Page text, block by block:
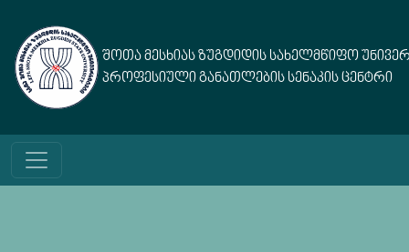
შოთა მესხიას ზუგდიდის სახელმწიფო
პროფესიული განათლების სენაკის ცენტრი